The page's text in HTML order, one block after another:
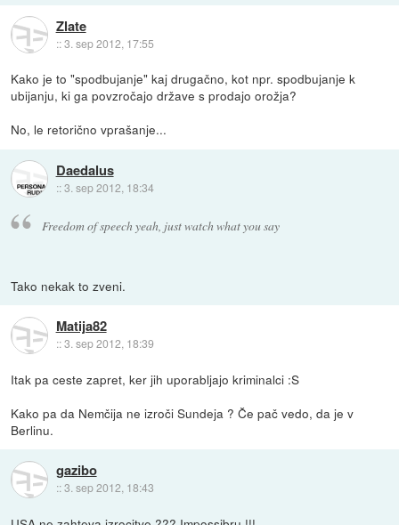
Zlate
::3. sep 2012, 17:55
Kako je to "spodbujanje" kaj drugačno, kot npr. spodbujanje k
ubijanju, ki ga povzročajo države s prodajo orožja?
No, le retorično vprašanje...
Daedalus
::3. sep 2012, 18:34
Freedom of speech yeah, just watch what you say
Tako nekak to zveni.
Matija82
::3. sep 2012, 18:39
Itak pa ceste zapret, ker jih uporabljajo kriminalci :S
Kako pa da Nemčija ne izroči Sundeja ? Če pač vedo, da je v
Berlinu.
gazibo
::3. sep 2012, 18:43